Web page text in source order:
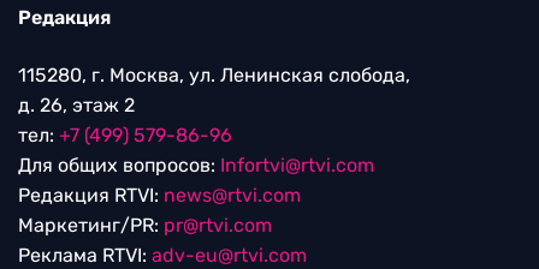
Редакция
115280, г. Москва, ул. Ленинская слобода,
д. 26, этаж 2
тел: +7 (499) 579-86-96
Для общих вопросов: Infortvi@rtvi.com
Редакция RTVI: news@rtvi.com
Маркетинг/PR: pr@rtvi.com
Реклама RTVI: adv-eu@rtvi.com